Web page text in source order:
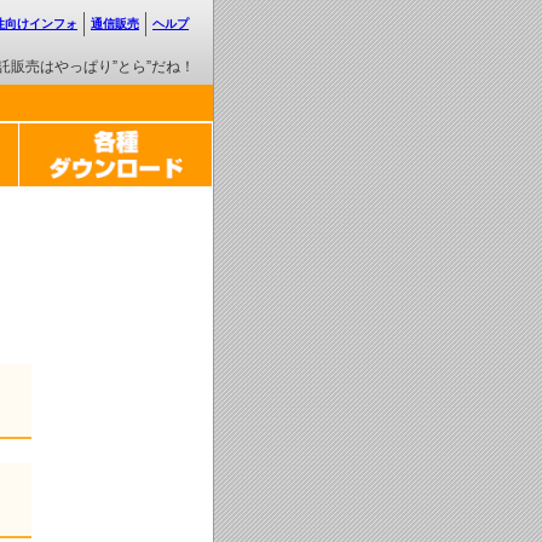
販売はやっぱり”とら”だね！
向けインフォ 通信販売 ヘルプ